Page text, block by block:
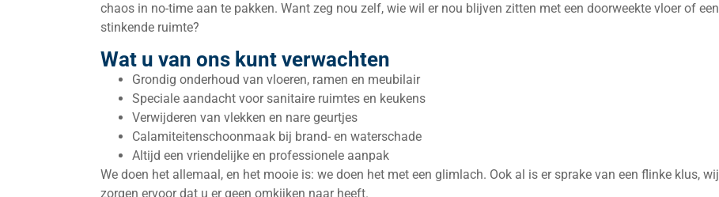
chaos in no-time aan te pakken. Want zeg nou zelf, wie wil er nou blijven zitten met een doorweekte vloer of een
stinkende ruimte?
Wat u van ons kunt verwachten
Grondig onderhoud van vloeren, ramen en meubilair
Speciale aandacht voor sanitaire ruimtes en keukens
Verwijderen van vlekken en nare geurtjes
Calamiteitenschoonmaak bij brand- en waterschade
Altijd een vriendelijke en professionele aanpak
We doen het allemaal, en het mooie is: we doen het met een glimlach. Ook al is er sprake van een flinke klus, wij
zorgen ervoor dat u er geen omkijken naar heeft.